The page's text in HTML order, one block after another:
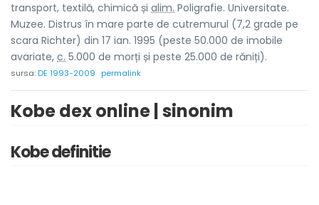
transport, textilă, chimică și alim. Poligrafie. Universitate.
Muzee. Distrus în mare parte de cutremurul (7,2 grade pe
scara Richter) din 17 ian. 1995 (peste 50.000 de imobile
avariate, c. 5.000 de morți și peste 25.000 de răniți).
sursa:DE 1993-2009 permalink
Kobe dex online | sinonim
Kobe definitie